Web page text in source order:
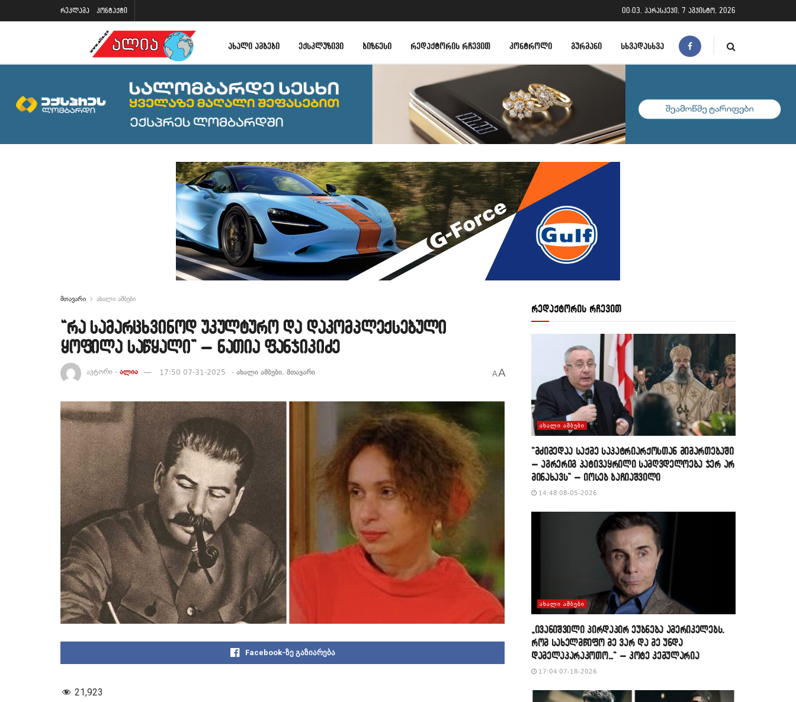
რეკლამა კონტაქტი 00:03, პარასკევი, 7 აგვისტო, 2026
ᲐᲮᲐᲚᲘ ᲐᲛᲑᲔᲑᲘ ᲔᲥᲡᲙᲚᲣᲖᲘᲕᲘ ᲑᲘᲖᲜᲔᲡᲘ ᲠᲔᲓᲐᲥᲢᲝᲠᲘᲡ ᲠᲩᲔᲕᲘᲗ ᲙᲝᲜᲢᲠᲝᲚᲘ ᲒᲣᲠᲛᲐᲜᲘ ᲡᲮᲕᲐᲓᲐᲡᲮᲕᲐ
მთავარი ახალი ამბები
“რა სამარცხვინოდ უკულტურო და დაკომპლექსებული
ყოფილა საწყალი” – ნათია ფანჯიკიძე
ავტორი - ალია 17:50 07-31-2025 - ახალი ამბები, მთავარი AA
Facebook-ზე გაზიარება
21,923
რედაქტორის რჩევით
ᲐᲮᲐᲚᲘ ᲐᲛᲑᲔᲑᲘ
“მძიმედაა საქმე საპატრიარქოსთან მიმართებაში
– აგრერიგ პატივაყრილი სამღვდელოება ჯერ არ
მინახავს” – იოსებ ბაჩიაშვილი
14:48 08-05-2026
ᲐᲮᲐᲚᲘ ᲐᲛᲑᲔᲑᲘ
„ივანიშვილი პირდაპირ ეუბნება ამერიკელებს,
რომ სახელმწიფო მე ვარ და მე უნდა
დამელაპარაკოთო…“ – კოტე კემულარია
17:04 07-18-2026